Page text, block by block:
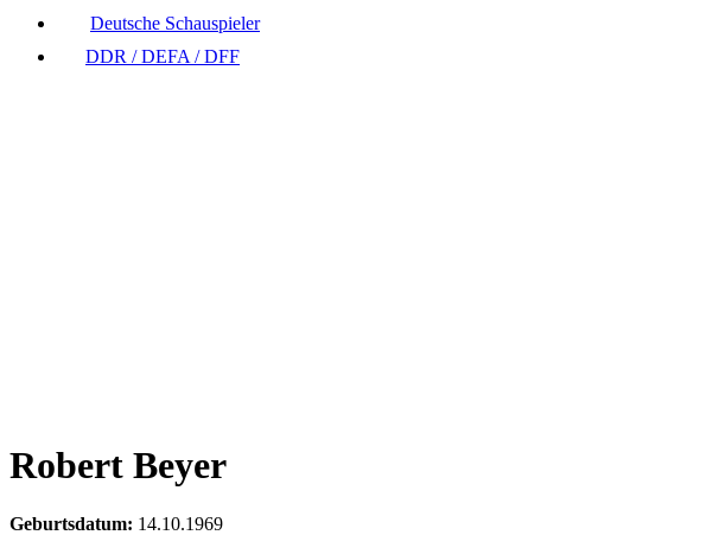
Deutsche Schauspieler
DDR / DEFA / DFF
Robert Beyer
Geburtsdatum: 14.10.1969